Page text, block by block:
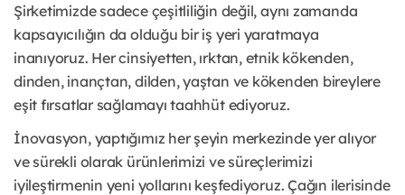
Şirketimizde sadece çeşitliliğin değil, aynı zamanda
kapsayıcılığın da olduğu bir iş yeri yaratmaya
inanıyoruz. Her cinsiyetten, ırktan, etnik kökenden,
dinden, inançtan, dilden, yaştan ve kökenden bireylere
eşit fırsatlar sağlamayı taahhüt ediyoruz.
İnovasyon, yaptığımız her şeyin merkezinde yer alıyor
ve sürekli olarak ürünlerimizi ve süreçlerimizi
iyileştirmenin yeni yollarını keşfediyoruz. Çağın ilerisinde